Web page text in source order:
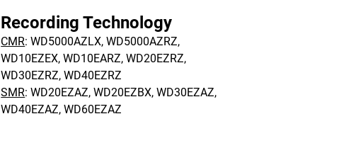
Recording Technology
CMR: WD5000AZLX, WD5000AZRZ,
WD10EZEX, WD10EARZ, WD20EZRZ,
WD30EZRZ, WD40EZRZ
SMR: WD20EZAZ, WD20EZBX, WD30EZAZ,
WD40EZAZ, WD60EZAZ